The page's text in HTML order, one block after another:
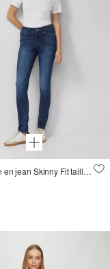
Pantalon en jean Skinny Fit taille mi-haute élastique